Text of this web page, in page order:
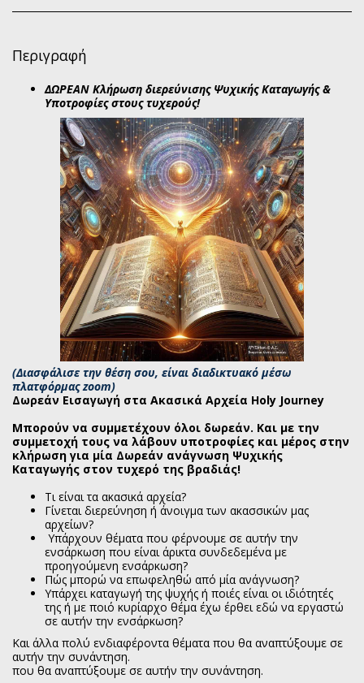
Περιγραφή
ΔΩΡΕΑΝ Κλήρωση διερεύνισης Ψυχικής Καταγωγής &
Υποτροφίες στους τυχερούς!
(Διασφάλισε την θέση σου, είναι διαδικτυακό μέσω
πλατφόρμας zoom)
Δωρεάν Εισαγωγή στα Ακασικά Αρχεία Holy Journey
Μπορούν να συμμετέχουν όλοι δωρεάν. Και με την
συμμετοχή τους να λάβουν υποτροφίες και μέρος στην
κλήρωση για μία Δωρεάν ανάγνωση Ψυχικής
Καταγωγής στον τυχερό της βραδιάς!
Τι είναι τα ακασικά αρχεία?
Γίνεται διερεύνηση ή άνοιγμα των ακασσικών μας
αρχείων?
Υπάρχουν θέματα που φέρνουμε σε αυτήν την
ενσάρκωση που είναι άρικτα συνδεδεμένα με
προηγούμενη ενσάρκωση?
Πώς μπορώ να επωφεληθώ από μία ανάγνωση?
Υπάρχει καταγωγή της ψυχής ή ποιές είναι οι ιδιότητές
της ή με ποιό κυρίαρχο θέμα έχω έρθει εδώ να εργαστώ
σε αυτήν την ενσάρκωση?
Και άλλα πολύ ενδιαφέροντα θέματα που θα αναπτύξουμε σε
αυτήν την συνάντηση.
που θα αναπτύξουμε σε αυτήν την συνάντηση.